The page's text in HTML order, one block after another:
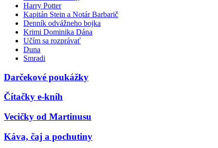
Harry Potter
Kapitán Stein a Notár Barbarič
Denník odvážneho bojka
Krimi Dominika Dána
Učím sa rozprávať
Duna
Smradi
Darčekové poukážky
Čítačky e-kníh
Vecičky od Martinusu
Káva, čaj a pochutiny